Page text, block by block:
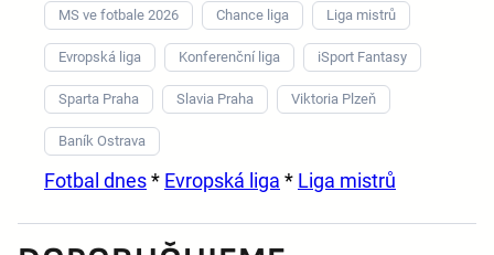
MS ve fotbale 2026 Chance liga Liga mistrů
Evropská liga Konferenční liga iSport Fantasy
Sparta Praha Slavia Praha Viktoria Plzeň
Baník Ostrava
Fotbal dnes* Evropská liga * Liga mistrů